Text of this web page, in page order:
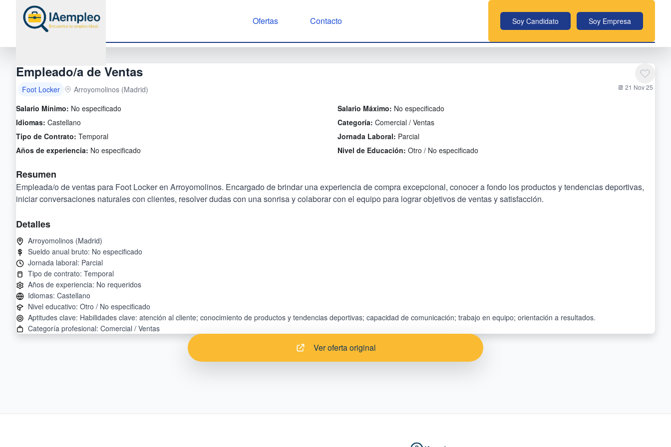
Ofertas Contacto Soy Candidato Soy Empresa
Empleado/a de Ventas
Foot Locker Arroyomolinos (Madrid) 📆 21 Nov 25
Salario Mínimo: No especificado Salario Máximo: No especificado
Idiomas: Castellano Categoría: Comercial / Ventas
Tipo de Contrato: Temporal Jornada Laboral: Parcial
Años de experiencia: No especificado Nivel de Educación: Otro / No especificado
Resumen
Empleada/o de ventas para Foot Locker en Arroyomolinos. Encargado de brindar una experiencia de compra excepcional, conocer a fondo los productos y tendencias deportivas,
iniciar conversaciones naturales con clientes, resolver dudas con una sonrisa y colaborar con el equipo para lograr objetivos de ventas y satisfacción.
Detalles
Ver oferta original